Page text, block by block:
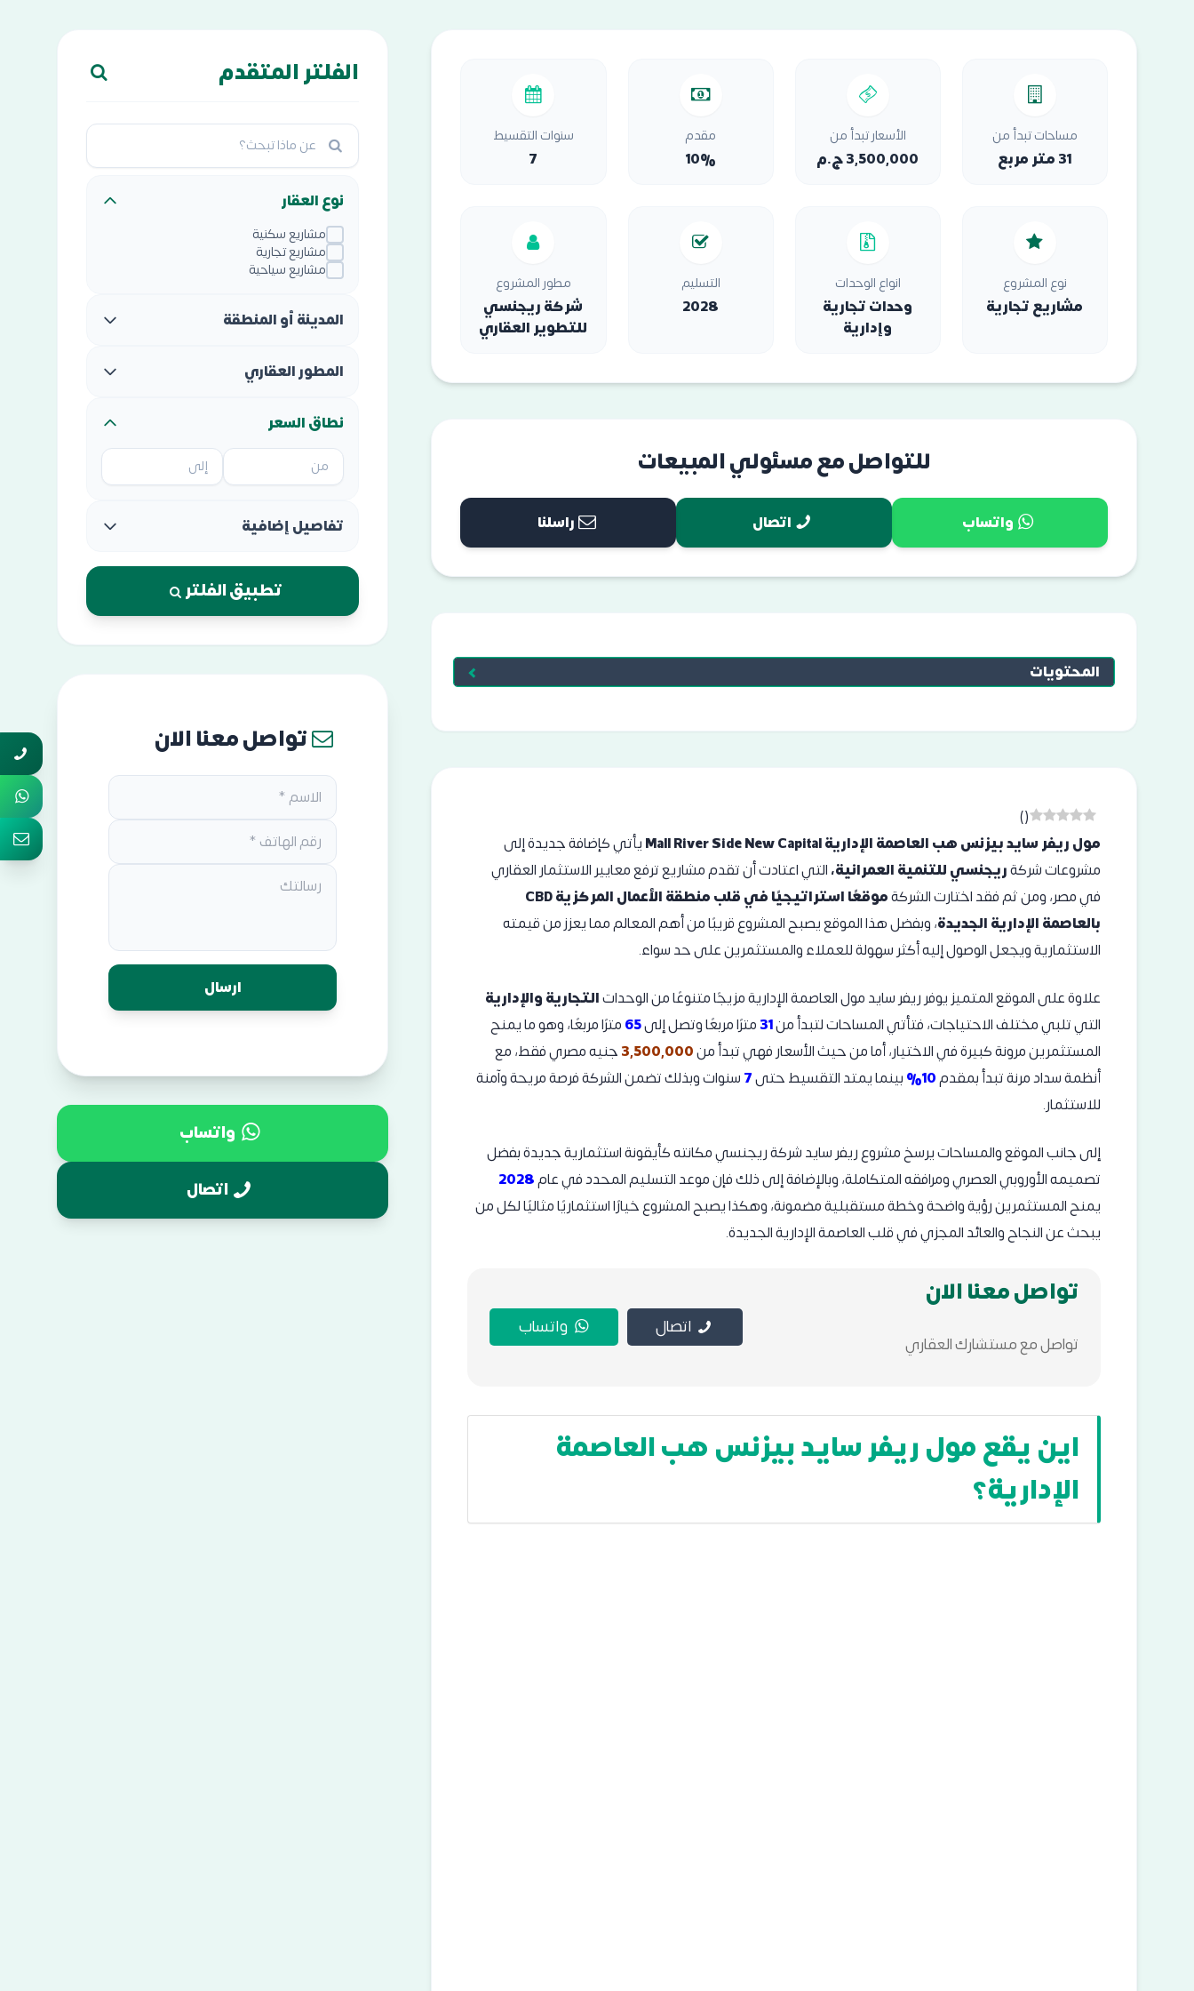
مساحات تبدأ من
31 متر مربع
الأسعار تبدأ من
3,500,000 ج.م
مقدم
10%
سنوات التقسيط
7
نوع المشروع
مشاريع تجارية
انواع الوحدات
وحدات تجارية
وإدارية
التسليم
2028
مطور المشروع
شركة ريجنسي
للتطوير العقاري
للتواصل مع مسئولي المبيعات
واتساب اتصال راسلنا
المحتويات
(
)
مول ريفر سايد بيزنس هب العاصمة الإدارية Mall River Side New Capital
يأتي كإضافة جديدة إلى
مشروعات شركةريجنسي للتنمية العمرانية،التي اعتادت أن تقدم مشاريع ترفع معايير الاستثمار العقاري
في مصر، ومن ثم فقد اختارت الشركة
موقعًا استراتيجيًا في قلب منطقة الأعمال المركزية CBD
بالعاصمة الإدارية الجديدة، وبفضل هذا الموقع يصبح المشروع قريبًا من أهم المعالم مما يعزز من قيمته
الاستثمارية ويجعل الوصول إليه أكثر سهولة للعملاء والمستثمرين على حد سواء.
علاوة على الموقع المتميز يوفر ريفر سايد مول العاصمة الإدارية مزيجًا متنوعًا من الوحداتالتجارية والإدارية
التي تلبي مختلف الاحتياجات، فتأتي المساحات لتبدأ من31مترًا مربعًا وتصل إلى65مترًا مربعًا، وهو ما يمنح
المستثمرين مرونة كبيرة في الاختيار، أما من حيث الأسعار فهي تبدأ من3,500,000جنيه مصري فقط، مع
أنظمة سداد مرنة تبدأ بمقدم10% بينما يمتد التقسيط حتى7سنوات وبذلك تضمن الشركة فرصة مريحة وآمنة
للاستثمار.
إلى جانب الموقع والمساحات يرسخ مشروع ريفر سايد شركة ريجنسي مكانته كأيقونة استثمارية جديدة بفضل
تصميمه الأوروبي العصري ومرافقه المتكاملة، وبالإضافة إلى ذلك فإن موعد التسليم المحدد في عام2028
يمنح المستثمرين رؤية واضحة وخطة مستقبلية مضمونة، وهكذا يصبح المشروع خيارًا استثماريًا مثاليًا لكل من
يبحث عن النجاح والعائد المجزي في قلب العاصمة الإدارية الجديدة.
تواصل معنا الان
تواصل مع مستشارك العقاري
اتصال واتساب
اين يقع مول ريفر سايد بيزنس هب العاصمة
الإدارية؟
الفلتر المتقدم
نوع العقار
مشاريع سكنية
مشاريع تجارية
مشاريع سياحية
المدينة أو المنطقة
المطور العقاري
نطاق السعر
تفاصيل إضافية
تطبيق الفلتر
تواصل معنا الان
واتساب
اتصال